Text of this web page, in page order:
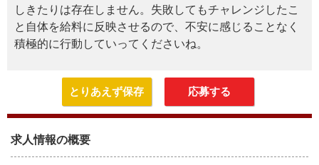
しきたりは存在しません。失敗してもチャレンジしたこ
と自体を給料に反映させるので、不安に感じることなく
積極的に行動していってくださいね。
とりあえず保存 応募する
求人情報の概要